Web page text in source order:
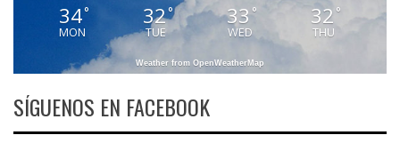
34°
MON
32°
TUE
33 °
WED
32 °
THU
Weather from OpenWeatherMap
SÍGUENOS EN FACEBOOK